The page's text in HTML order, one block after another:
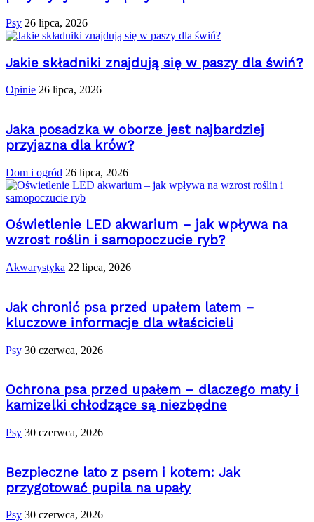
Psy 26 lipca, 2026
Jakie składniki znajdują się w paszy dla świń?
Opinie 26 lipca, 2026
Jaka posadzka w oborze jest najbardziej
przyjazna dla krów?
Dom i ogród 26 lipca, 2026
Oświetlenie LED akwarium – jak wpływa na
wzrost roślin i samopoczucie ryb?
Akwarystyka 22 lipca, 2026
Jak chronić psa przed upałem latem –
kluczowe informacje dla właścicieli
Psy 30 czerwca, 2026
Ochrona psa przed upałem – dlaczego maty i
kamizelki chłodzące są niezbędne
Psy 30 czerwca, 2026
Bezpieczne lato z psem i kotem: Jak
przygotować pupila na upały
Psy 30 czerwca, 2026